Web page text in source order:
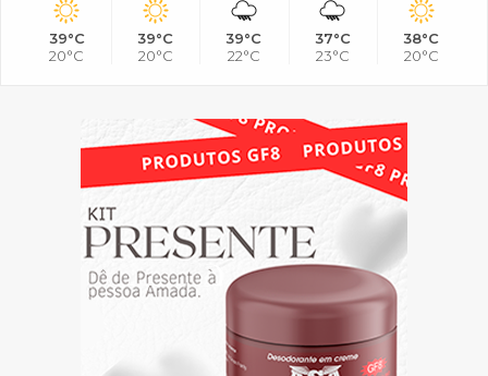
39°C
20°C
39°C
20°C
39°C
22°C
37°C
23°C
38°C
20°C